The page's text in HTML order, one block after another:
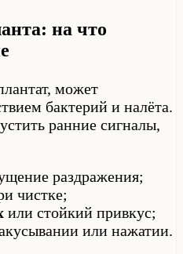
на что
может
бактерий и налёта.
ранние сигналы,
раздражения;
чистке;
или стойкий привкус;
или нажатии.